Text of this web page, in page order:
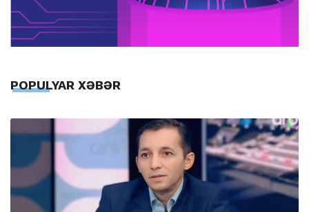
POPULYAR XƏBƏR